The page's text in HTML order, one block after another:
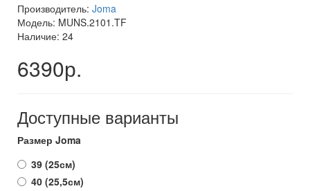
Производитель: Joma
Модель: MUNS.2101.TF
Наличие: 24
6390р.
Доступные варианты
Размер Joma
39 (25см)
40 (25,5см)